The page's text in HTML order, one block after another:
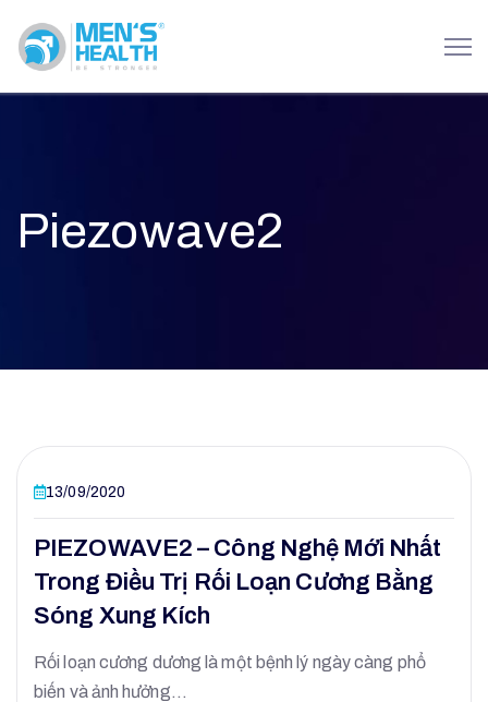
Piezowave2
13/09/2020
PIEZOWAVE2 – Công Nghệ Mới Nhất
Trong Điều Trị Rối Loạn Cương Bằng
Sóng Xung Kích
Rối loạn cương dương là một bệnh lý ngày càng phổ
biến và ảnh hưởng…